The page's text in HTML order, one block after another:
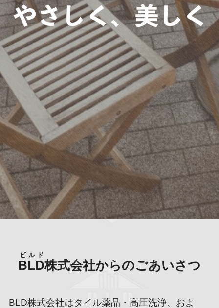
BLD
ビルド
株式会社からのごあいさつ
BLD株式会社はタイル薬品・高圧洗浄、およ